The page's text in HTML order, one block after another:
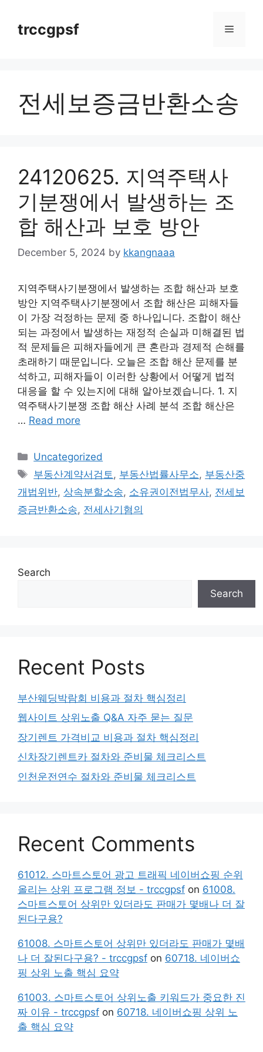
contenttrccgpsf Menu
전세보증금반환소송
24120625. 지역주택사
기분쟁에서 발생하는 조
합 해산과 보호 방안
December 5, 2024 by kkangnaaa
지역주택사기분쟁에서 발생하는 조합 해산과 보호
방안 지역주택사기분쟁에서 조합 해산은 피해자들
이 가장 걱정하는 문제 중 하나입니다. 조합이 해산
되는 과정에서 발생하는 재정적 손실과 미해결된 법
적 문제들은 피해자들에게 큰 혼란과 경제적 손해를
초래하기 때문입니다. 오늘은 조합 해산 문제를 분
석하고, 피해자들이 이러한 상황에서 어떻게 법적
대응을 할 수 있는지에 대해 알아보겠습니다. 1. 지
역주택사기분쟁 조합 해산 사례 분석 조합 해산은
… Read more
Categories
Uncategorized
Tags
부동산계약서검토 , 부동산법률사무소, 부동산중
개법위반, 상속분할소송, 소유권이전법무사, 전세보
증금반환소송, 전세사기혐의
Search
Search
Recent Posts
부산웨딩박람회 비용과 절차 핵심정리
웹사이트 상위노출 Q&A 자주 묻는 질문
장기렌트 가격비교 비용과 절차 핵심정리
신차장기렌트카 절차와 준비물 체크리스트
인천운전연수 절차와 준비물 체크리스트
Recent Comments
61012. 스마트스토어 광고 트래픽 네이버쇼핑 순위
올리는 상위 프로그램 정보 - trccgpsf on 61008.
스마트스토어 상위만 있더라도 판매가 몇배나 더 잘
된다구용?
61008. 스마트스토어 상위만 있더라도 판매가 몇배
나 더 잘된다구용? - trccgpsf on 60718. 네이버쇼
핑 상위 노출 핵심 요약
61003. 스마트스토어 상위노출 키워드가 중요한 진
짜 이유 - trccgpsf on 60718. 네이버쇼핑 상위 노
출 핵심 요약